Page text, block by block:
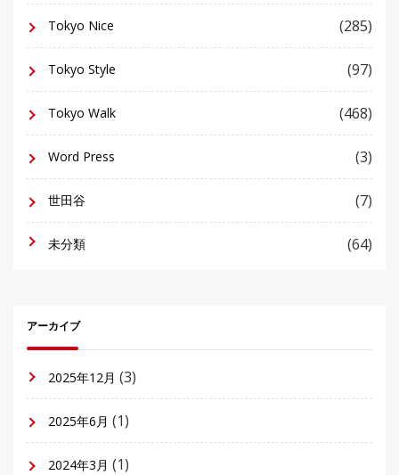
Tokyo Nice (285)
Tokyo Style (97)
Tokyo Walk (468)
Word Press (3)
世田谷 (7)
未分類 (64)
アーカイブ
2025年12月 (3)
2025年6月 (1)
2024年3月 (1)